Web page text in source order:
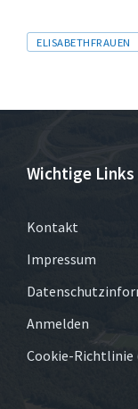
Tags
ELISABETHFRAUEN
Wichtige Links
Kontakt
Impressum
Anmelden
Cookie-Richtlinie